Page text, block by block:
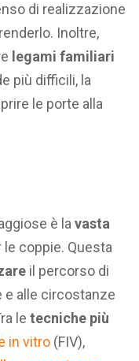
di realizzazione
Inoltre,
legami familiari
più difficili, la
le porte alla
è la vasta
coppie. Questa
il percorso di
e alle circostanze
le tecniche più
in vitro (FIV),